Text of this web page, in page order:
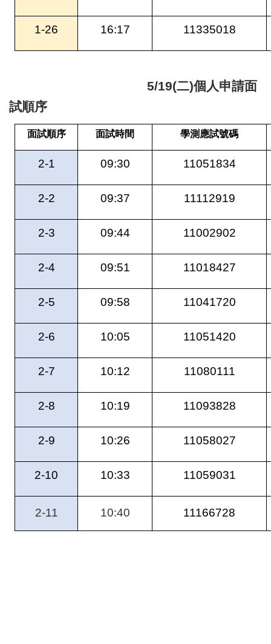
1-26 16:17 11335018
5/19(二)個人申請面
試順序
面試順序 面試時間 學測應試號碼
2-1 09:30 11051834
2-2 09:37 11112919
2-3 09:44 11002902
2-4 09:51 11018427
2-5 09:58 11041720
2-6 10:05 11051420
2-7 10:12 11080111
2-8 10:19 11093828
2-9 10:26 11058027
2-10 10:33 11059031
2-11 10:40 11166728